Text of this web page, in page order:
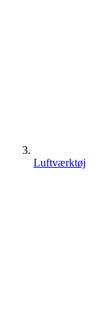
Luftværktøj